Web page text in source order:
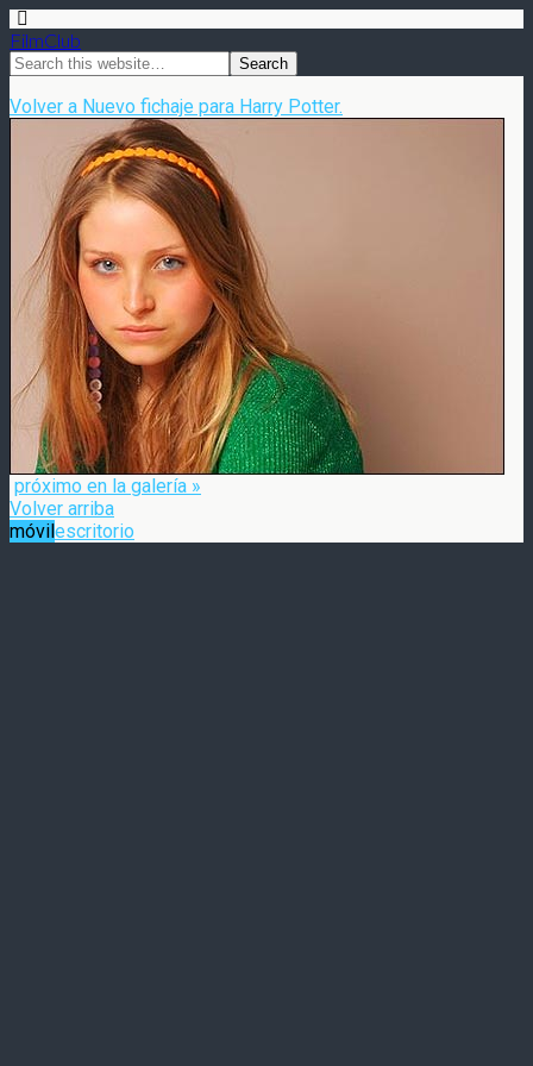
FilmClub
Volver a Nuevo fichaje para Harry Potter.
próximo en la galería »
Volver arriba
móvilescritorio